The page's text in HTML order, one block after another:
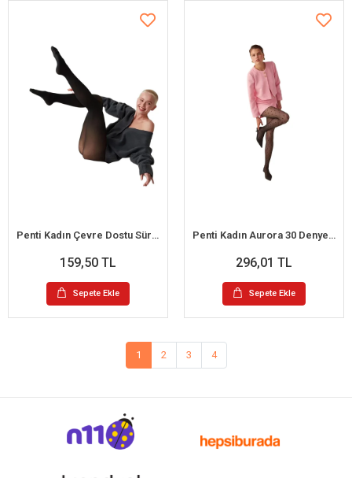
Penti Kadın Çevre Dostu Sürdürülebilir Micro 40 Külotlu Çorap
159,50 TL
Sepete Ekle
Penti Kadın Aurora 30 Denye Desenli Külotlu Çorap
296,01 TL
Sepete Ekle
1 2 3 4